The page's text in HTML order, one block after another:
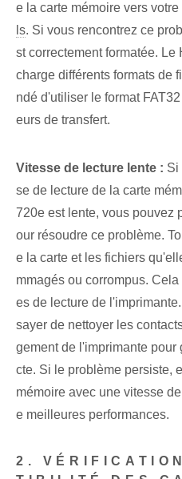
e la carte mémoire vers
ls. Si vous rencontrez ce
st correctement formatée.
charge différents formats de
ndé d'utiliser le format
eurs de transfert.
Vitesse de lecture lente : Si
se de lecture de la carte
720e est lente, vous pouvez
our résoudre ce problème.
e la⁤ carte⁢ et les ⁤fichiers
mmagés ou corrompus.
es de lecture⁤ de
sayer de nettoyer les
gement de l'imprimante
cte. Si le problème persiste,
mémoire avec une vitesse
e meilleures performances.
2.